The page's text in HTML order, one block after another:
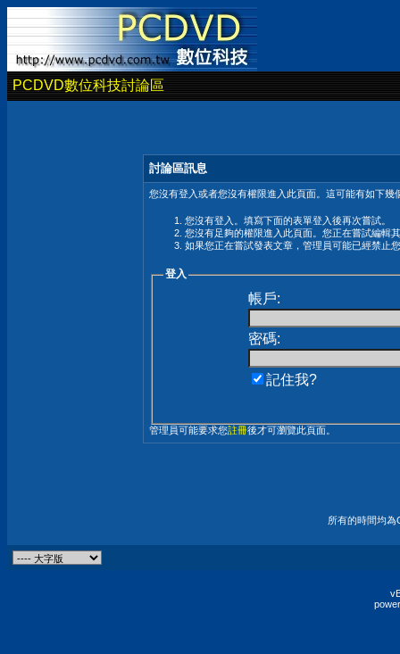
PCDVD數位科技討論區
討論區訊息
您沒有登入或者您沒有權限進入此頁面。這可能有如下幾
您沒有登入。填寫下面的表單登入後再次嘗試。
您沒有足夠的權限進入此頁面。您正在嘗試編輯
如果您正在嘗試發表文章，管理員可能已經禁止
登入
帳戶:
密碼:
記住我?
管理員可能要求您註冊後才可瀏覽此頁面。
所有的時間均為